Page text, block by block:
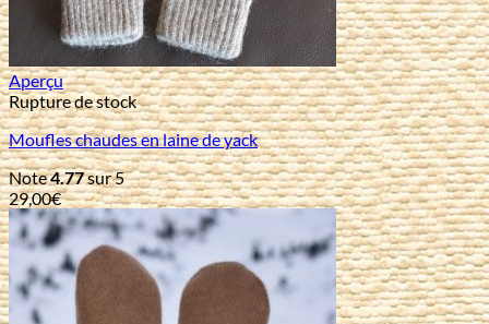
Aperçu
Rupture de stock
Moufles chaudes en laine de yack
Note4.77sur 5
29,00€